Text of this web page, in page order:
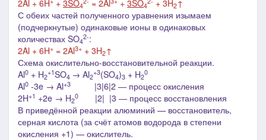
2Al + 6H + 3SO4 = 2Al + 3SO4 + 3H2↑
С обеих частей полученного уравнения изымаем
(подчеркнутые) одинаковые ионы в одинаковых
количествах SO4
2-:
2Al + 6H+ = 2Al3+ + 3H2↑
Схема окислительно-восстановительной реакции.
Al0 + H2
+1SO4 → Al2
+3(SO4)3 + H2
0
Al0 -3e → Al+3
|3|6|2 ― процесс окисления
2H+1 +2e → H2
0
|2| |3 ― процесс восстановления
В приведённой реакции алюминий — восстановитель,
серная кислота (за счёт атомов водорода в степени
окисления +1) — окислитель.